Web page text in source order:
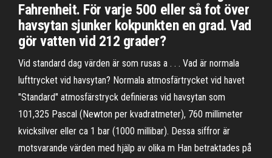
Fahrenheit. För varje 500 eller så fot över
havsytan sjunker kokpunkten en grad. Vad
gör vatten vid 212 grader?
Vid standard dag värden är som rusas a . . . Vad är normala
lufttrycket vid havsytan? Normala atmosfärtrycket vid havet
"Standard" atmosfärstryck definieras vid havsytan som
101,325 Pascal (Newton per kvadratmeter), 760 millimeter
kvicksilver eller ca 1 bar (1000 millibar). Dessa siffror är
motsvarande värden med hjälp av olika m Han betraktades på